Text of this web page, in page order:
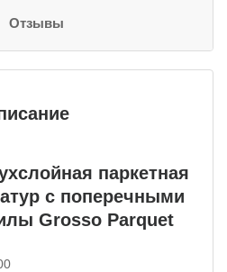
Отзывы
паркетная
с поперечными
Grosso Parquet